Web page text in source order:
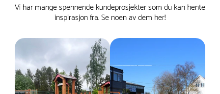
Vi har mange spennende kundeprosjekter som du kan hente
inspirasjon fra. Se noen av dem her!